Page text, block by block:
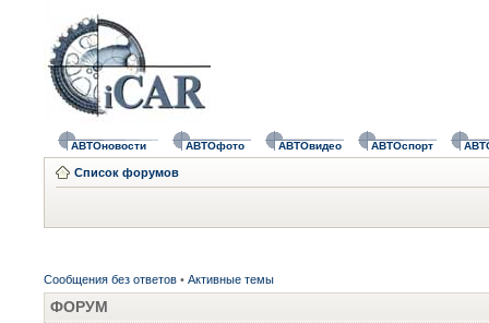
АВТОновости АВТОфото АВТОвидео АВТОспорт
Список форумов
Сообщения без ответов • Активные темы
ФОРУМ